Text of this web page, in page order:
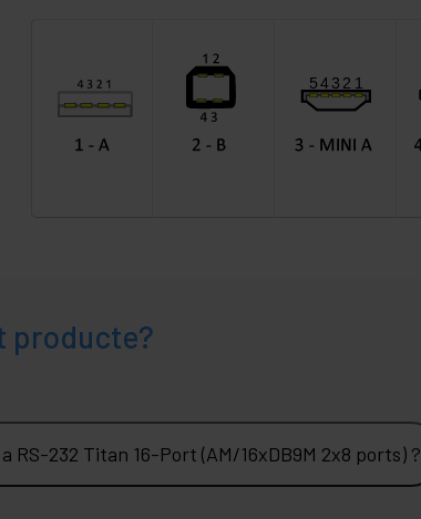
producte?
RS-232 Titan 16-Port (AM/16xDB9M 2x8 ports) ?